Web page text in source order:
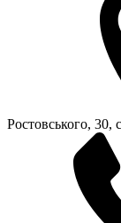
Ростовського, 30,